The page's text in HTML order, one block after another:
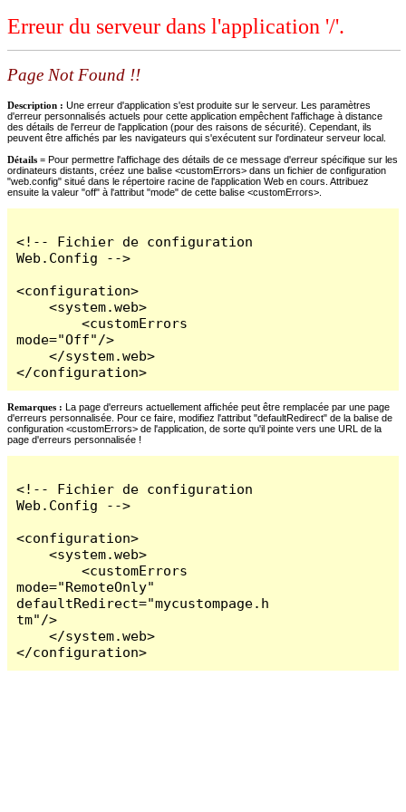
Erreur du serveur dans l'application '/'.
Page Not Found !!
Description : Une erreur d'application s'est produite sur le serveur. Les paramètres
d'erreur personnalisés actuels pour cette application empêchent l'affichage à distance
des détails de l'erreur de l'application (pour des raisons de sécurité). Cependant, ils
peuvent être affichés par les navigateurs qui s'exécutent sur l'ordinateur serveur local.
Détails = Pour permettre l'affichage des détails de ce message d'erreur spécifique sur les
ordinateurs distants, créez une balise <customErrors> dans un fichier de configuration
"web.config" situé dans le répertoire racine de l'application Web en cours. Attribuez
ensuite la valeur "off" à l'attribut "mode" de cette balise <customErrors>.
<!-- Fichier de configuration
Web.Config -->
<configuration>
    <system.web>
        <customErrors
mode="Off"/>
    </system.web>
</configuration>
Remarques : La page d'erreurs actuellement affichée peut être remplacée par une page
d'erreurs personnalisée. Pour ce faire, modifiez l'attribut "defaultRedirect" de la balise de
configuration <customErrors> de l'application, de sorte qu'il pointe vers une URL de la
page d'erreurs personnalisée !
<!-- Fichier de configuration
Web.Config -->
<configuration>
    <system.web>
        <customErrors
mode="RemoteOnly"
defaultRedirect="mycustompage.h
tm"/>
    </system.web>
</configuration>